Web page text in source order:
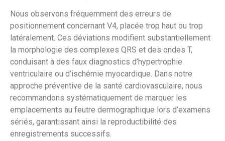
Nous observons fréquemment des erreurs de
positionnement concernant V4, placée trop haut ou trop
latéralement. Ces déviations modifient substantiellement
la morphologie des complexes QRS et des ondes T,
conduisant à des faux diagnostics d’hypertrophie
ventriculaire ou d’ischémie myocardique. Dans notre
approche préventive de la santé cardiovasculaire, nous
recommandons systématiquement de marquer les
emplacements au feutre dermographique lors d’examens
sériés, garantissant ainsi la reproductibilité des
enregistrements successifs.